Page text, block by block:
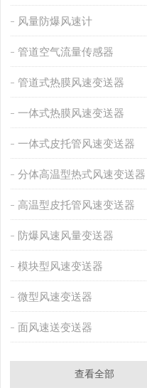
风量防爆风速计
管道空气流量传感器
管道式热膜风速变送器
一体式热膜风速变送器
一体式皮托管风速变送器
分体高温型热式风速变送器
高温型皮托管风速变送器
防爆风速风量变送器
模块型风速变送器
微型风速变送器
面风速送变送器
查看全部